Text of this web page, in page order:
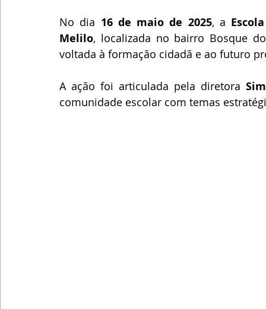
No dia 16 de maio de 2025, a
Melilo, localizada no bairro Bosque
voltada à formação cidadã e ao futuro
A ação foi articulada pela diretora
comunidade escolar com temas